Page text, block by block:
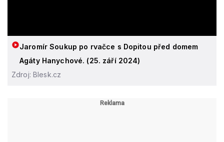
Jaromír Soukup po rvačce s Dopitou před domem
Agáty Hanychové. (25. září 2024)
Zdroj: Blesk.cz